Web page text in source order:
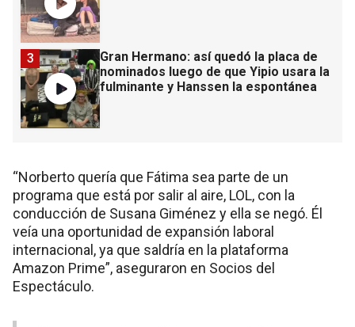
Gran Hermano: así quedó la placa de
nominados luego de que Yipio usara la
fulminante y Hanssen la espontánea
3
“Norberto quería que Fátima sea parte de un
programa que está por salir al aire, LOL, con la
conducción de Susana Giménez y ella se negó. Él
veía una oportunidad de expansión laboral
internacional, ya que saldría en la plataforma
Amazon Prime”, aseguraron en Socios del
Espectáculo.